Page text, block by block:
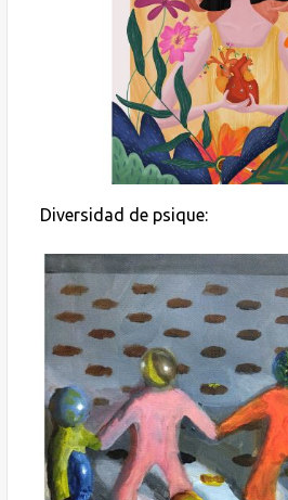
Diversidad de psique: